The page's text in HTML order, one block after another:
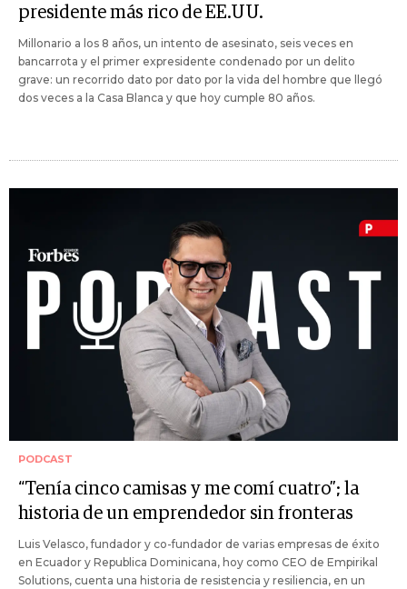
presidente más rico de EE.UU.
Millonario a los 8 años, un intento de asesinato, seis veces en
bancarrota y el primer expresidente condenado por un delito
grave: un recorrido dato por dato por la vida del hombre que llegó
dos veces a la Casa Blanca y que hoy cumple 80 años.
PODCAST
“Tenía cinco camisas y me comí cuatro”; la
historia de un emprendedor sin fronteras
Luis Velasco, fundador y co-fundador de varias empresas de éxito
en Ecuador y Republica Dominicana, hoy como CEO de Empirikal
Solutions, cuenta una historia de resistencia y resiliencia, en un